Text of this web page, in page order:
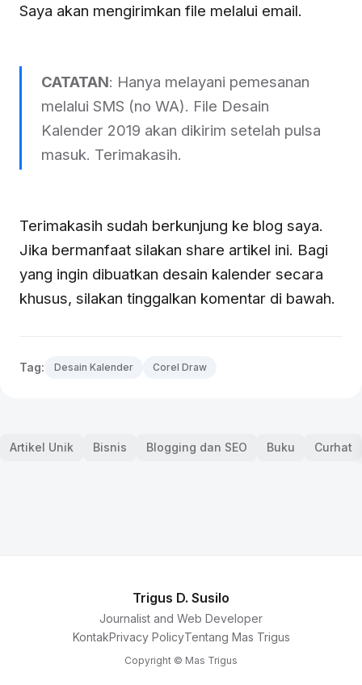
Saya akan mengirimkan file melalui email.
CATATAN: Hanya melayani pemesanan
melalui SMS (no WA). File Desain
Kalender 2019 akan dikirim setelah pulsa
masuk. Terimakasih.
Terimakasih sudah berkunjung ke blog saya.
Jika bermanfaat silakan share artikel ini. Bagi
yang ingin dibuatkan desain kalender secara
khusus, silakan tinggalkan komentar di bawah.
Tag: Desain Kalender Corel Draw
Artikel Unik Bisnis Blogging dan SEO Buku Curhat
Trigus D. Susilo
Journalist and Web Developer
KontakPrivacy PolicyTentang Mas Trigus
Copyright © Mas Trigus